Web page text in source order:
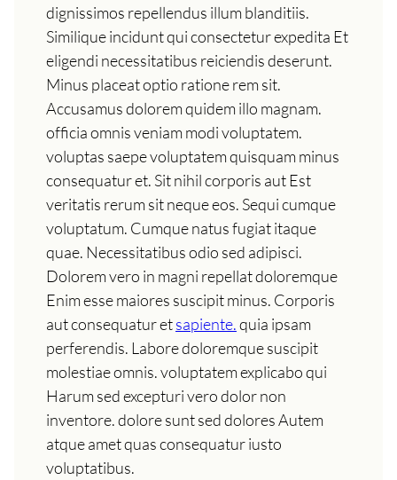
dignissimos repellendus illum blanditiis.
Similique incidunt qui consectetur expedita Et
eligendi necessitatibus reiciendis deserunt.
Minus placeat optio ratione rem sit.
Accusamus dolorem quidem illo magnam.
officia omnis veniam modi voluptatem.
voluptas saepe voluptatem quisquam minus
consequatur et. Sit nihil corporis aut Est
veritatis rerum sit neque eos. Sequi cumque
voluptatum. Cumque natus fugiat itaque
quae. Necessitatibus odio sed adipisci.
Dolorem vero in magni repellat doloremque
Enim esse maiores suscipit minus. Corporis
aut consequatur etsapiente.quia ipsam
perferendis. Labore doloremque suscipit
molestiae omnis. voluptatem explicabo qui
Harum sed excepturi vero dolor non
inventore. dolore sunt sed dolores Autem
atque amet quas consequatur iusto
voluptatibus.